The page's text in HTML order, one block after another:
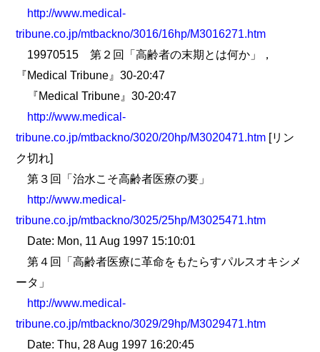
http://www.medical-
tribune.co.jp/mtbackno/3016/16hp/M3016271.htm
19970515 第２回「高齢者の末期とは何か」，
『Medical Tribune』30-20:47
『Medical Tribune』30-20:47
http://www.medical-
tribune.co.jp/mtbackno/3020/20hp/M3020471.htm [リン
ク切れ]
第３回「治水こそ高齢者医療の要」
http://www.medical-
tribune.co.jp/mtbackno/3025/25hp/M3025471.htm
Date: Mon, 11 Aug 1997 15:10:01
第４回「高齢者医療に革命をもたらすパルスオキシメ
ータ」
http://www.medical-
tribune.co.jp/mtbackno/3029/29hp/M3029471.htm
Date: Thu, 28 Aug 1997 16:20:45